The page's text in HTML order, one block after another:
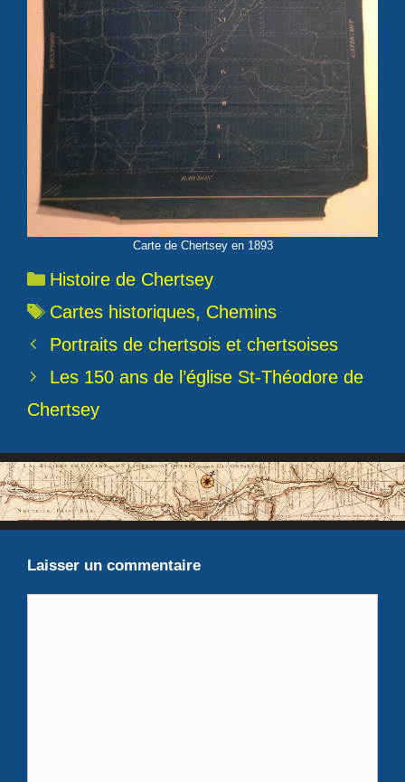
Carte de Chertsey en 1893
Catégories
Histoire de Chertsey
Étiquettes
Cartes historiques, Chemins
Portraits de chertsois et chertsoises
Les 150 ans de l’église St-Théodore de
Chertsey
Laisser un commentaire